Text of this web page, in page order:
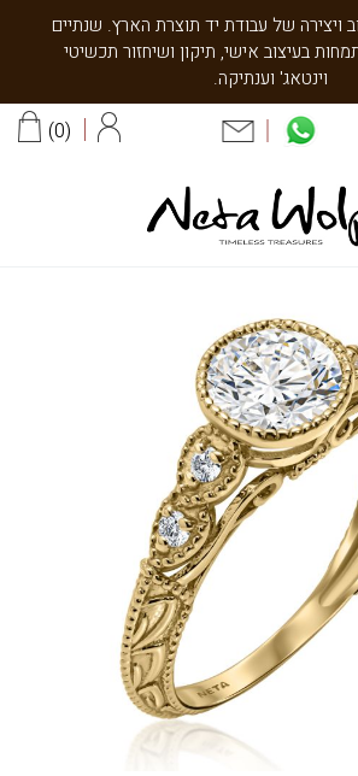
עיצוב ויצירה של עבודת יד תוצרת הארץ. שנתיים
בעיצוב אישי, תיקון ושיחזור תכשיטי
וינטאג' וענתיקה.
0